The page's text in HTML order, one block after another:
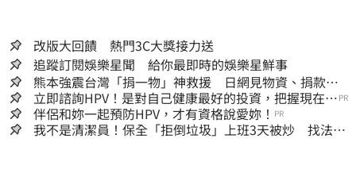
改版大回饋 熱門3C大獎接力送
追蹤訂閱娛樂星聞 給你最即時的娛樂星鮮事
熊本強震台灣「捐一物」神救援 日網見物資、捐款
喊：給台灣統治算了
立即諮詢HPV！是對自己健康最好的投資，把握現在不
嫌晚！
PR
伴侶和妳一起預防HPV，才有資格說愛妳！ PR
我不是清潔員！保全「拒倒垃圾」上班3天被炒 找法院